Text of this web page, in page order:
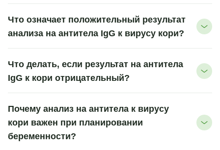
Что означает положительный результат
анализа на антитела IgG к вирусу кори?
Что делать, если результат на антитела
IgG к кори отрицательный?
Почему анализ на антитела к вирусу
кори важен при планировании
беременности?